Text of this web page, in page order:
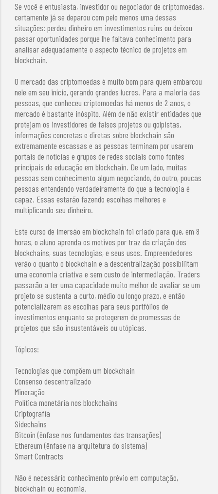
Se você é entusiasta, investidor ou negociador de criptomoedas,
certamente já se deparou com pelo menos uma dessas
situações: perdeu dinheiro em investimentos ruins ou deixou
passar oportunidades porque lhe faltava conhecimento para
analisar adequadamente o aspecto técnico de projetos em
blockchain.
O mercado das criptomoedas é muito bom para quem embarcou
nele em seu início, gerando grandes lucros. Para a maioria das
pessoas, que conheceu criptomoedas há menos de 2 anos, o
mercado é bastante inóspito. Além de não existir entidades que
protejam os investidores de falsos projetos ou golpistas,
informações concretas e diretas sobre blockchain são
extremamente escassas e as pessoas terminam por usarem
portais de notícias e grupos de redes sociais como fontes
principais de educação em blockchain. De um lado, muitas
pessoas sem conhecimento algum negociando, do outro, poucas
pessoas entendendo verdadeiramente do que a tecnologia é
capaz. Essas estarão fazendo escolhas melhores e
multiplicando seu dinheiro.
Este curso de imersão em blockchain foi criado para que, em 8
horas, o aluno aprenda os motivos por traz da criação dos
blockchains, suas tecnologias, e seus usos. Empreendedores
verão o quanto o blockchain e a descentralização possibilitam
uma economia criativa e sem custo de intermediação. Traders
passarão a ter uma capacidade muito melhor de avaliar se um
projeto se sustenta a curto, médio ou longo prazo, e então
potencializarem as escolhas para seus portfólios de
investimentos enquanto se protegerem de promessas de
projetos que são insustentáveis ou utópicas.
Tópicos:
Tecnologias que compõem um blockchain
Consenso descentralizado
Mineração
Política monetária nos blockchains
Criptografia
Sidechains
Bitcoin (ênfase nos fundamentos das transações)
Ethereum (ênfase na arquitetura do sistema)
Smart Contracts
Não é necessário conhecimento prévio em computação,
blockchain ou economia.